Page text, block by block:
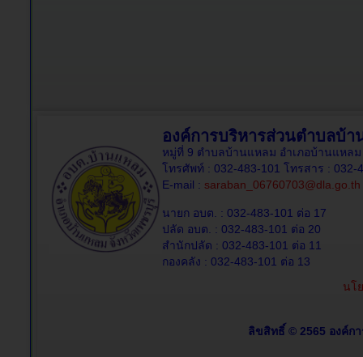
องค์การบริหารส่วนตำบลบ้า
หมู่ที่ 9 ตำบลบ้านแหลม อำเภอบ้านแหลม
โทรศัพท์ : 032-483-101 โทรสาร : 032-
E-mail : saraban_06760703@dla.go.th
นายก อบต. : 032-483-101 ต่อ 17
ปลัด อบต. : 032-483-101 ต่อ 20
สำนักปลัด : 032-483-101 ต่อ 11
กองคลัง : 032-483-101 ต่อ 13
นโ
ลิขสิทธิ์ © 2565 องค์ก